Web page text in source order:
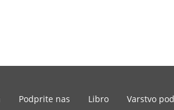
Podprite nas Libro Varstvo